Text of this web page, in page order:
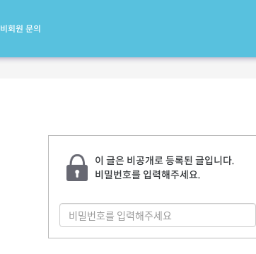
비회원 문의
이 글은 비공개로 등록된 글입니다.
비밀번호를 입력해주세요.